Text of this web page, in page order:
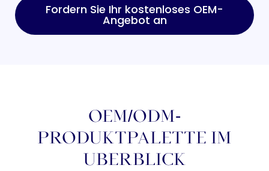
Fordern Sie Ihr kostenloses OEM-
Angebot an
OEM/ODM-
PRODUKTPALETTE IM
ÜBERBLICK